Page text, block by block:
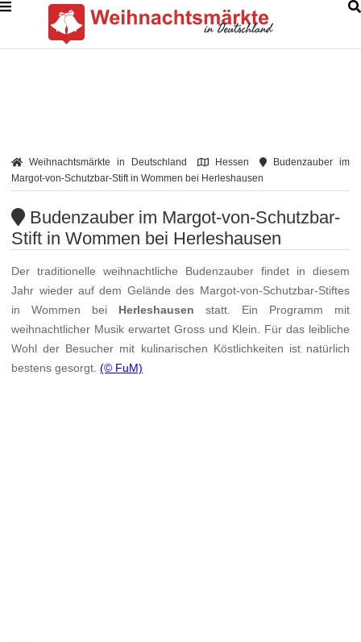
Weihnachtsmärkte in Deutschland Hessen
Budenzauber im
Margot-von-Schutzbar-Stift in Wommen bei Herleshausen
Budenzauber im Margot-von-Schutzbar-
Stift in Wommen bei Herleshausen
Der traditionelle weihnachtliche Budenzauber findet in diesem
Jahr wieder auf dem Gelände des Margot-von-Schutzbar-Stiftes
in Wommen bei Herleshausen statt. Ein Programm mit
weihnachtlicher Musik erwartet Gross und Klein. Für das leibliche
Wohl der Besucher mit kulinarischen Köstlichkeiten ist natürlich
bestens gesorgt.(© FuM)